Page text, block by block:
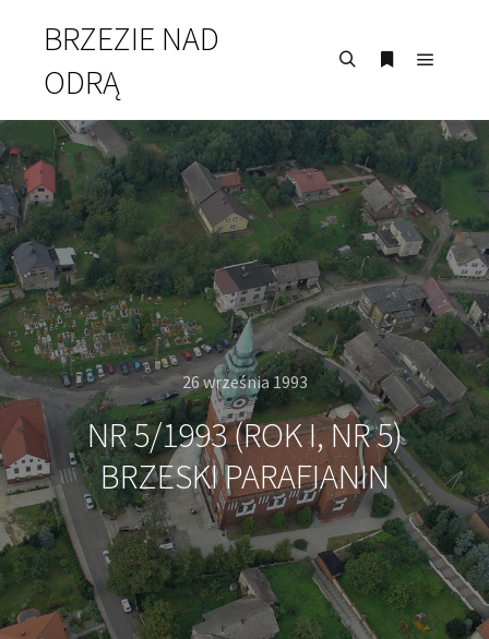
BRZEZIE NAD
ODRĄ
26 września 1993
NR 5/1993 (ROK I, NR 5)
BRZESKI PARAFIANIN